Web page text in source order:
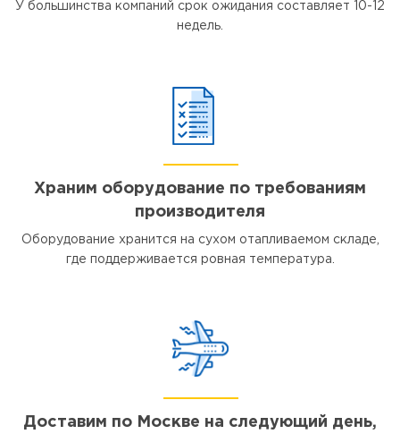
У большинства компаний срок ожидания составляет 10-12
недель.
Храним оборудование по требованиям
производителя
Оборудование хранится на сухом отапливаемом складе,
где поддерживается ровная температура.
Доставим по Москве на следующий день,